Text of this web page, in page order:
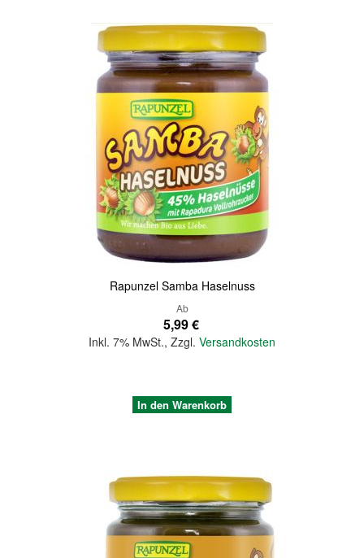
Rapunzel Samba Haselnuss
Ab
5,99 €
Inkl. 7% MwSt., Zzgl. Versandkosten
In den Warenkorb